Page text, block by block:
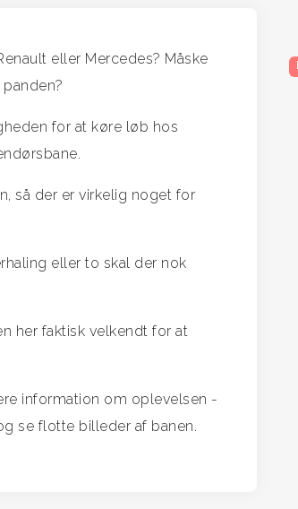
eller Mercedes? Måske
for at køre løb hos
så der er virkelig noget for
eller to skal der nok
her faktisk velkendt for at
information om oplevelsen -
se flotte billeder af banen.